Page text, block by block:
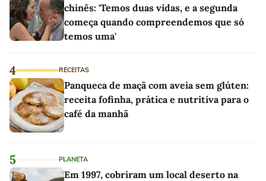
chinês: 'Temos duas vidas, e a segunda
começa quando compreendemos que só
temos uma'
4 RECEITAS
Panqueca de maçã com aveia sem glúten:
receita fofinha, prática e nutritiva para o
café da manhã
5 PLANETA
Em 1997, cobriram um local deserto na